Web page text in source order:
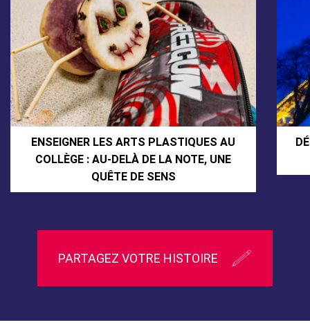
ENSEIGNER LES ARTS PLASTIQUES AU
COLLÈGE : AU-DELÀ DE LA NOTE, UNE
QUÊTE DE SENS
PARTAGEZ VOTRE HISTOIRE